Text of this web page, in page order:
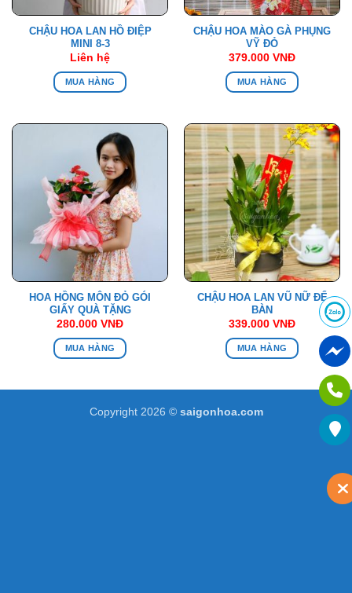
CHẬU HOA LAN HỒ ĐIỆP
MINI 8-3
Liên hệ
MUA HÀNG
CHẬU HOA MÀO GÀ PHỤNG
VỸ ĐỎ
379.000 VNĐ
MUA HÀNG
HOA HỒNG MÔN ĐỎ GÓI
GIẤY QUÀ TẶNG
280.000 VNĐ
MUA HÀNG
CHẬU HOA LAN VŨ NỮ ĐỂ
BÀN
339.000 VNĐ
MUA HÀNG
Copyright 2026 © saigonhoa.com